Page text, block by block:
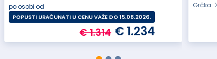
po osobi od
POPUSTI URAČUNATI U CENU VAŽE DO 15.08.2026.
€ 1.314 € 1.234
Grčka